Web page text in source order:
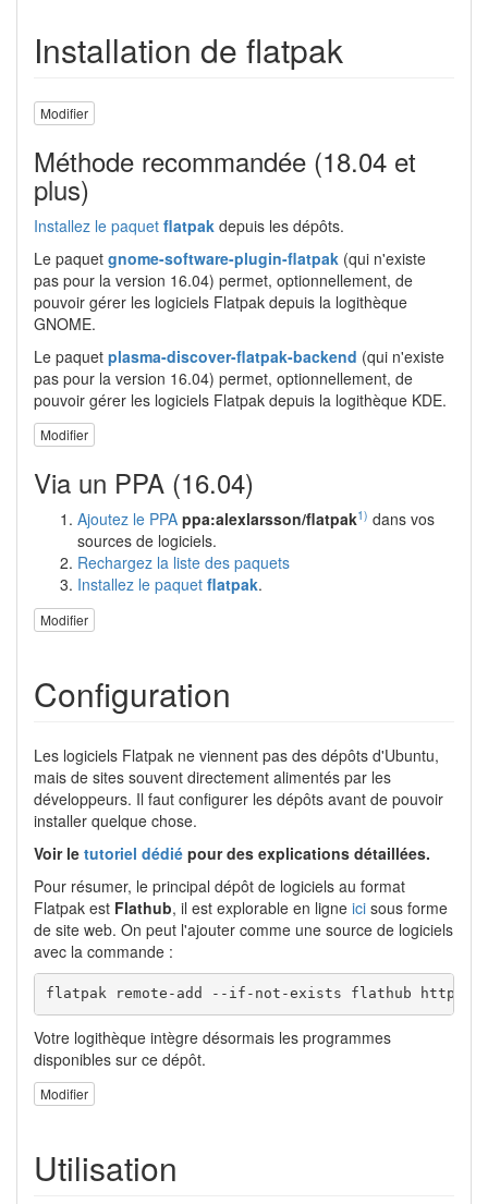
Installation de flatpak
Modifier
Méthode recommandée (18.04 et
plus)
Installez le paquet flatpak depuis les dépôts.
Le paquet gnome-software-plugin-flatpak (qui n'existe
pas pour la version 16.04) permet, optionnellement, de
pouvoir gérer les logiciels Flatpak depuis la logithèque
GNOME.
Le paquet plasma-discover-flatpak-backend (qui n'existe
pas pour la version 16.04) permet, optionnellement, de
pouvoir gérer les logiciels Flatpak depuis la logithèque KDE.
Modifier
Via un PPA (16.04)
Ajoutez le PPA ppa:alexlarsson/flatpak1) dans vos
sources de logiciels.
Rechargez la liste des paquets
Installez le paquet flatpak.
Modifier
Configuration
Les logiciels Flatpak ne viennent pas des dépôts d'Ubuntu,
mais de sites souvent directement alimentés par les
développeurs. Il faut configurer les dépôts avant de pouvoir
installer quelque chose.
Voir le tutoriel dédié pour des explications détaillées.
Pour résumer, le principal dépôt de logiciels au format
Flatpak est Flathub, il est explorable en ligne ici sous forme
de site web. On peut l'ajouter comme une source de logiciels
avec la commande :
flatpak remote-add --if-not-exists flathub
Votre logithèque intègre désormais les programmes
disponibles sur ce dépôt.
Modifier
Utilisation